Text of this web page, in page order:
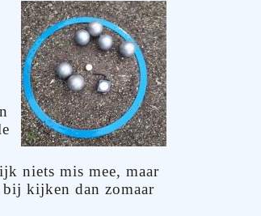
niets mis mee, maar
bij kijken dan zomaar